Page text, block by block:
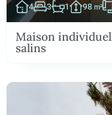
4 3 1 98 m²
Maison
salins